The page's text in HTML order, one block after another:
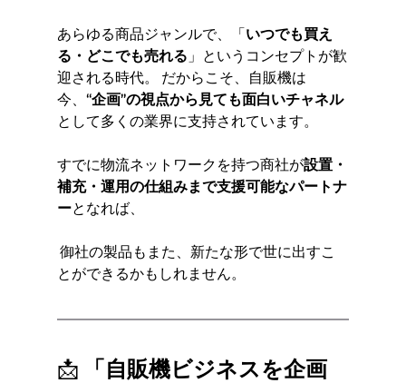
あらゆる商品ジャンルで、「いつでも買え
る・どこでも売れる 」というコンセプトが歓
迎される時代。 だからこそ、自販機は
今、 “企画”の視点から見ても面白いチャネル
として多くの業界に支持されています。
すでに物流ネットワークを持つ商社が設置・
補充・運用の仕組みまで支援可能なパートナ
ーとなれば、
御社の製品もまた、新たな形で世に出すこ
とができるかもしれません。
📩
「自販機ビジネスを企画